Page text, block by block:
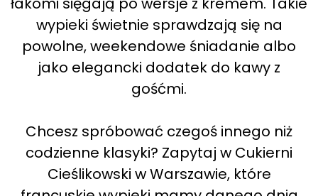
wypieki świetnie sprawdzają się na
powolne, weekendowe śniadanie albo
jako elegancki dodatek do kawy z
gośćmi.
Chcesz spróbować czegoś innego niż
codzienne klasyki? Zapytaj w Cukierni
Cieślikowski w Warszawie, które